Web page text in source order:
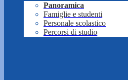
Panoramica
Famiglie e studenti
Personale scolastico
Percorsi di studio